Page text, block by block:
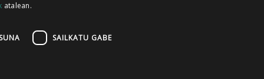
GUKA
GUKA ZUMAIA GUKA
atalean.
SAILKATU GABE